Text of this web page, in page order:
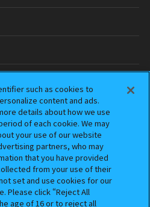
針
Information
such as cookies to
content and ads.
details about how we use
of each cookie. We may
your use of our website
partners, who may
that you have provided
from your use of their
set and use cookies for our
Please click “Reject All
age of 16 or to reject all